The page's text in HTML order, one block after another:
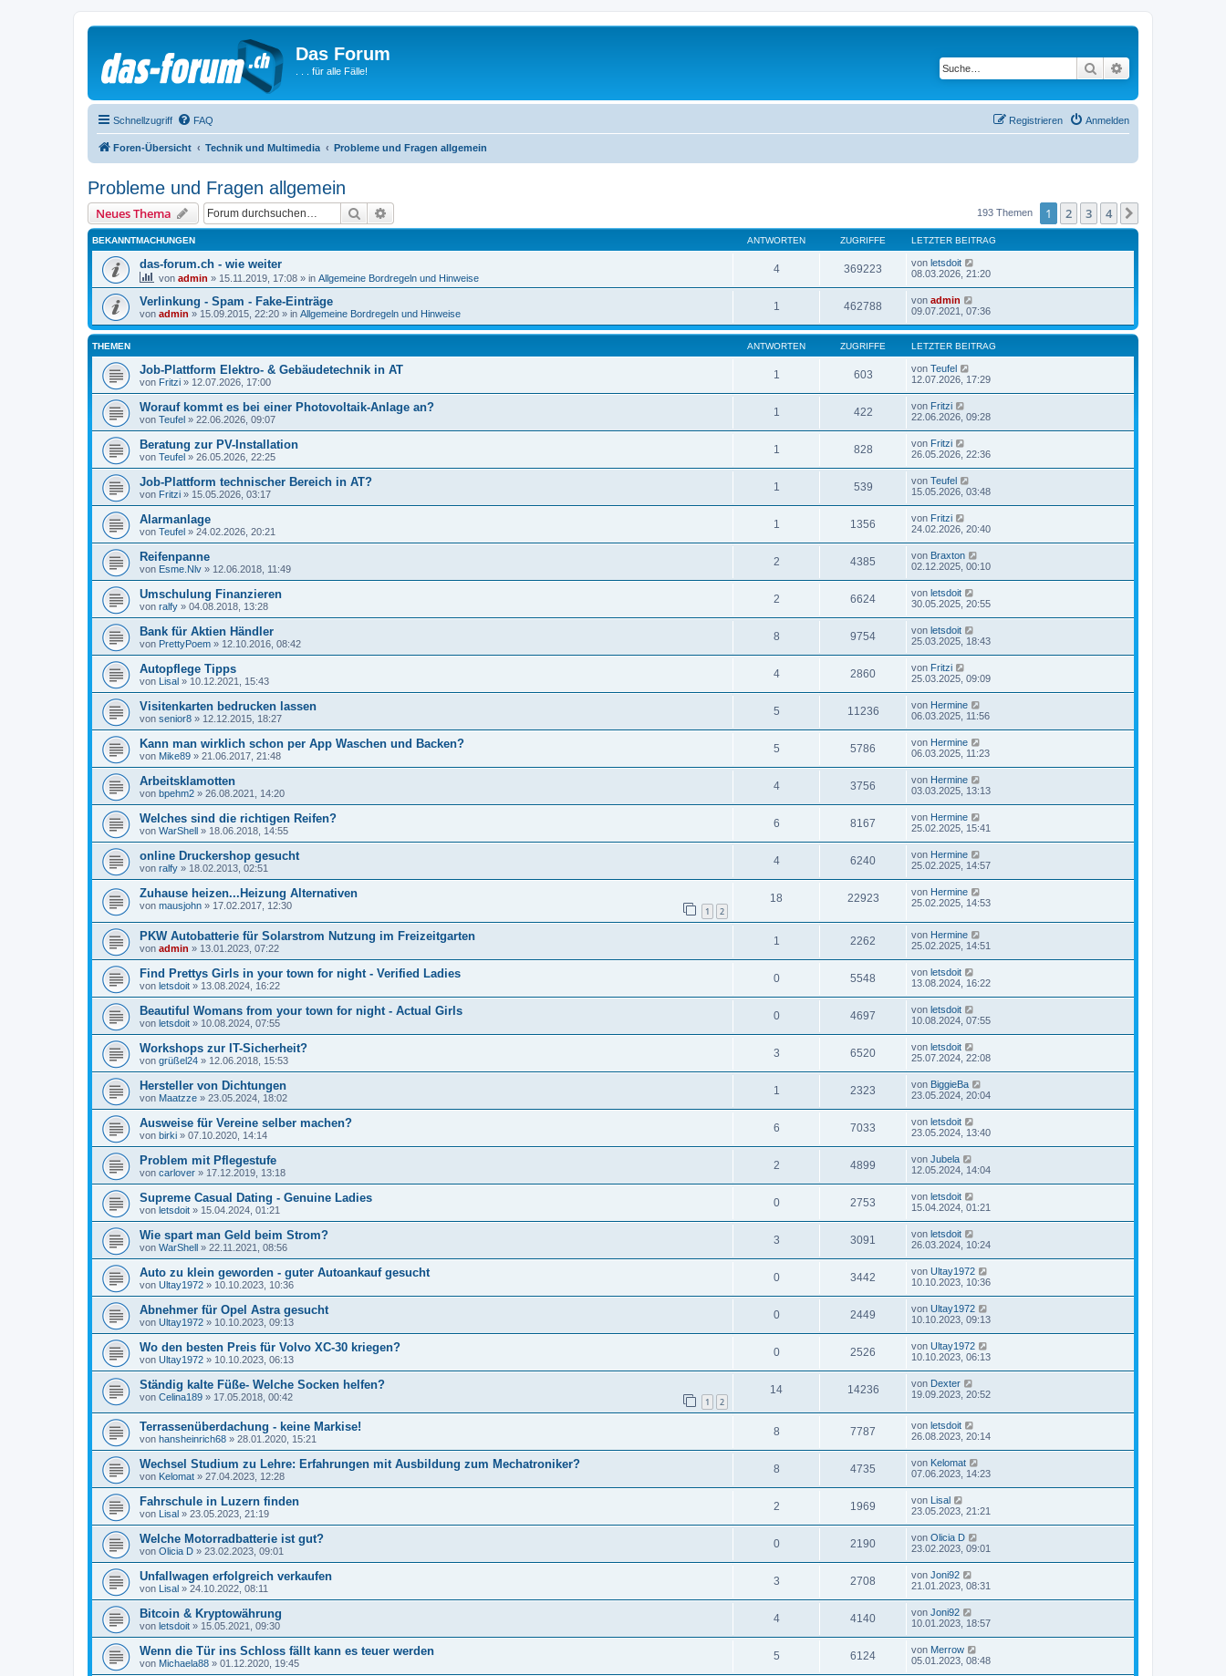
Das Forum
. . . für alle Fälle! Suche
Schnellzugriff FAQ Anmelden
Registrieren
Foren-Übersicht Technik und Multimedia Probleme und Fragen allgemein
Probleme und Fragen allgemein
Neues Thema Suche 193 Themen 1 2 3 4
BEKANNTMACHUNGEN ANTWORTEN ZUGRIFFE LETZTER BEITRAG
das-forum.ch - wie weiter
von admin » 15.11.2019, 17:08 » in Allgemeine Bordregeln und Hinweise
4 369223 von letsdoit
08.03.2026, 21:20
Verlinkung - Spam - Fake-Einträge
von admin » 15.09.2015, 22:20 » in Allgemeine Bordregeln und Hinweise
1 462788 von admin
09.07.2021, 07:36
THEMEN ANTWORTEN ZUGRIFFE LETZTER BEITRAG
Job-Plattform Elektro- & Gebäudetechnik in AT
von Fritzi » 12.07.2026, 17:00
1 603 von Teufel
12.07.2026, 17:29
Worauf kommt es bei einer Photovoltaik-Anlage an?
von Teufel » 22.06.2026, 09:07
1 422 von Fritzi
22.06.2026, 09:28
Beratung zur PV-Installation
von Teufel » 26.05.2026, 22:25
1 828 von Fritzi
26.05.2026, 22:36
Job-Plattform technischer Bereich in AT?
von Fritzi » 15.05.2026, 03:17
1 539 von Teufel
15.05.2026, 03:48
Alarmanlage
von Teufel » 24.02.2026, 20:21
1 1356 von Fritzi
24.02.2026, 20:40
Reifenpanne
von Esme.Nlv » 12.06.2018, 11:49
2 4385 von Braxton
02.12.2025, 00:10
Umschulung Finanzieren
von ralfy » 04.08.2018, 13:28
2 6624 von letsdoit
30.05.2025, 20:55
Bank für Aktien Händler
von PrettyPoem » 12.10.2016, 08:42
8 9754 von letsdoit
25.03.2025, 18:43
Autopflege Tipps
von Lisal » 10.12.2021, 15:43
4 2860 von Fritzi
25.03.2025, 09:09
Visitenkarten bedrucken lassen
von senior8 » 12.12.2015, 18:27
5 11236 von Hermine
06.03.2025, 11:56
Kann man wirklich schon per App Waschen und Backen?
von Mike89 » 21.06.2017, 21:48
5 5786 von Hermine
06.03.2025, 11:23
Arbeitsklamotten
von bpehm2 » 26.08.2021, 14:20
4 3756 von Hermine
03.03.2025, 13:13
Welches sind die richtigen Reifen?
von WarShell » 18.06.2018, 14:55
6 8167 von Hermine
25.02.2025, 15:41
online Druckershop gesucht
von ralfy » 18.02.2013, 02:51
4 6240 von Hermine
25.02.2025, 14:57
Zuhause heizen...Heizung Alternativen
von mausjohn » 17.02.2017, 12:30 1 2
18 22923 von Hermine
25.02.2025, 14:53
PKW Autobatterie für Solarstrom Nutzung im Freizeitgarten
von admin » 13.01.2023, 07:22
1 2262 von Hermine
25.02.2025, 14:51
Find Prettys Girls in your town for night - Verified Ladies
von letsdoit » 13.08.2024, 16:22
0 5548 von letsdoit
13.08.2024, 16:22
Beautiful Womans from your town for night - Actual Girls
von letsdoit » 10.08.2024, 07:55
0 4697 von letsdoit
10.08.2024, 07:55
Workshops zur IT-Sicherheit?
von grüßel24 » 12.06.2018, 15:53
3 6520 von letsdoit
25.07.2024, 22:08
Hersteller von Dichtungen
von Maatzze » 23.05.2024, 18:02
1 2323 von BiggieBa
23.05.2024, 20:04
Ausweise für Vereine selber machen?
von birki » 07.10.2020, 14:14
6 7033 von letsdoit
23.05.2024, 13:40
Problem mit Pflegestufe
von carlover » 17.12.2019, 13:18
2 4899 von Jubela
12.05.2024, 14:04
Supreme Сasual Dating - Genuine Ladies
von letsdoit » 15.04.2024, 01:21
0 2753 von letsdoit
15.04.2024, 01:21
Wie spart man Geld beim Strom?
von WarShell » 22.11.2021, 08:56
3 3091 von letsdoit
26.03.2024, 10:24
Auto zu klein geworden - guter Autoankauf gesucht
von Ultay1972 » 10.10.2023, 10:36
0 3442 von Ultay1972
10.10.2023, 10:36
Abnehmer für Opel Astra gesucht
von Ultay1972 » 10.10.2023, 09:13
0 2449 von Ultay1972
10.10.2023, 09:13
Wo den besten Preis für Volvo XC-30 kriegen?
von Ultay1972 » 10.10.2023, 06:13
0 2526 von Ultay1972
10.10.2023, 06:13
Ständig kalte Füße- Welche Socken helfen?
von Celina189 » 17.05.2018, 00:42 1 2
14 14236 von Dexter
19.09.2023, 20:52
Terrassenüberdachung - keine Markise!
von hansheinrich68 » 28.01.2020, 15:21
8 7787 von letsdoit
26.08.2023, 20:14
Wechsel Studium zu Lehre: Erfahrungen mit Ausbildung zum Mechatroniker?
von Kelomat » 27.04.2023, 12:28
8 4735 von Kelomat
07.06.2023, 14:23
Fahrschule in Luzern finden
von Lisal » 23.05.2023, 21:19
2 1969 von
Lisal
23.05.2023, 21:21
Welche Motorradbatterie ist gut?
von Olicia D » 23.02.2023, 09:01
0 2190 von Olicia D
23.02.2023, 09:01
Unfallwagen erfolgreich verkaufen
von Lisal » 24.10.2022, 08:11
3 2708 von Joni92
21.01.2023, 08:31
Bitcoin & Kryptowährung
von letsdoit » 15.05.2021, 09:30
4 4140 von Joni92
10.01.2023, 18:57
Wenn die Tür ins Schloss fällt kann es teuer werden
von Michaela88 » 01.12.2020, 19:45
5 6124 von Merrow
05.01.2023, 08:48